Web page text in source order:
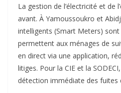
La gestion de l’électricité et de
avant. À Yamoussoukro et
intelligents (Smart Meters) sont
permettent aux ménages de
en direct via une application,
litiges. Pour la CIE et la
détection immédiate des fuites